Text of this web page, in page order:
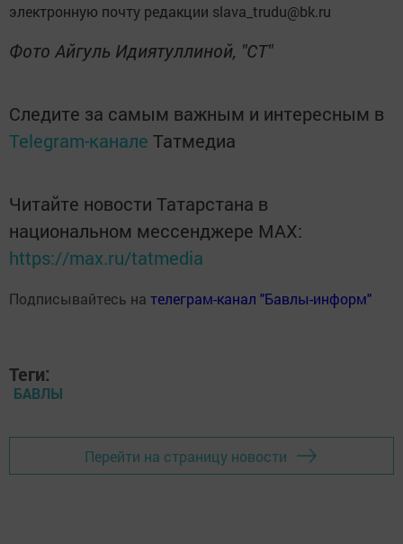
электронную почту редакции slava_trudu@bk.ru
Фото Айгуль Идиятуллиной, "СТ"
Следите за самым важным и интересным в
Telegram-канале Татмедиа
Читайте новости Татарстана в
национальном мессенджере MАХ:
https://max.ru/tatmedia
Подписывайтесь на телеграм-канал "Бавлы-информ"
Теги:
БАВЛЫ
Перейти на страницу новости